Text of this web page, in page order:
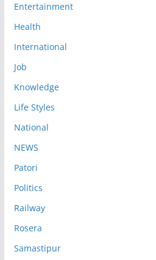
Entertainment
Health
International
Job
Knowledge
Life Styles
National
NEWS
Patori
Politics
Railway
Rosera
Samastipur